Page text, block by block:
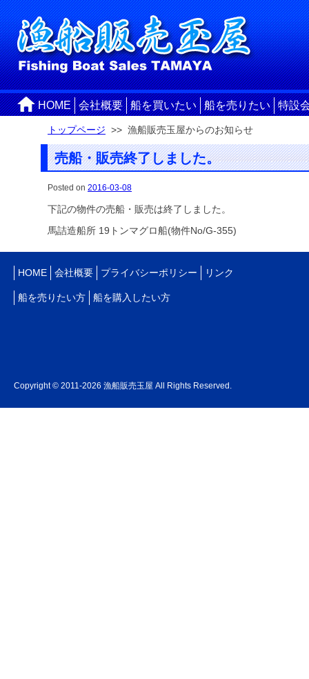
HOME 会社概要 船を買いたい 船を売りたい 特設
トップページ >> 漁船販売玉屋からのお知らせ
売船・販売終了しました。
Posted on 2016-03-08
下記の物件の売船・販売は終了しました。
馬詰造船所 19トンマグロ船(物件No/G-355)
HOME 会社概要 プライバシーポリシー リンク
船を売りたい方 船を購入したい方
Copyright © 2011-2026 漁船販売玉屋 All Rights Reserved.